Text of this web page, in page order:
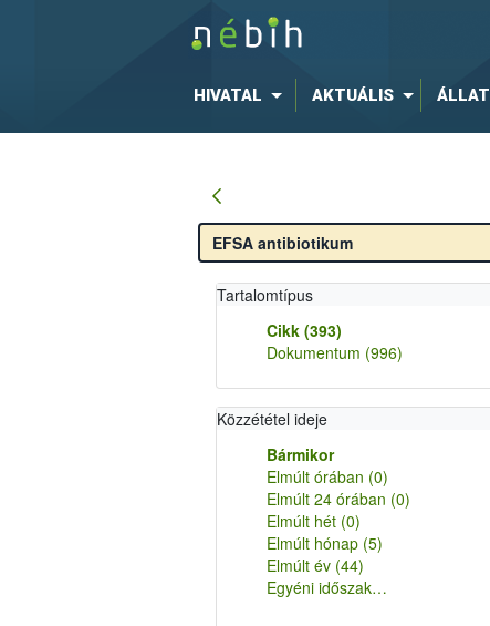
HIVATAL AKTUÁLIS ÁLLAT
Tartalomtípus
Cikk (393)
Dokumentum (996)
Közzététel ideje
Bármikor
Elmúlt órában (0)
Elmúlt 24 órában (0)
Elmúlt hét (0)
Elmúlt hónap (5)
Elmúlt év (44)
Egyéni időszak…